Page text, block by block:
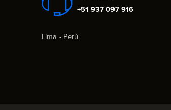
+51 937 097 916
Lima - Perú